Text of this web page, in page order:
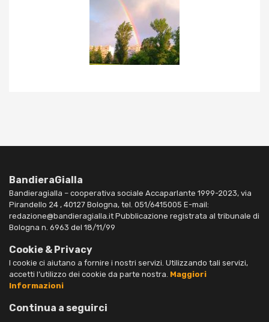
BandieraGialla
Bandieragialla – cooperativa sociale Accaparlante 1999-2023, via
Pirandello 24 , 40127 Bologna, tel. 051/6415005 E-mail:
redazione@bandieragialla.it Pubblicazione registrata al tribunale di
Bologna n. 6963 del 18/11/99
Cookie & Privacy
I cookie ci aiutano a fornire i nostri servizi. Utilizzando tali servizi,
accetti l’utilizzo dei cookie da parte nostra. Maggiori
Informazioni
Continua a seguirci